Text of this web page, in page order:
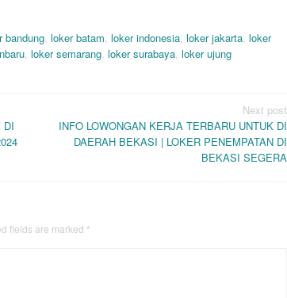
bandung, loker batam, loker indonesia, loker jakarta, loker
, loker semarang, loker surabaya, loker ujung
DI
Next post
INFO LOWONGAN KERJA TERBARU UNTUK DI
DAERAH BEKASI | LOKER PENEMPATAN DI
BEKASI SEGERA
fields are marked *